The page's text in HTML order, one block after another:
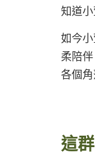
知道
如今
柔陪
各個角
這